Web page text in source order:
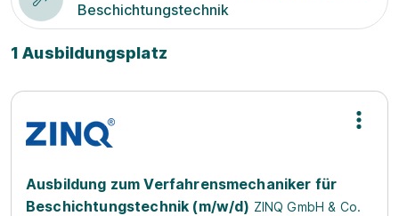
Beschichtungstechnik
1 Ausbildungsplatz
Ausbildung zum Verfahrensmechaniker für
Beschichtungstechnik (m/w/d) ZINQ GmbH & Co.